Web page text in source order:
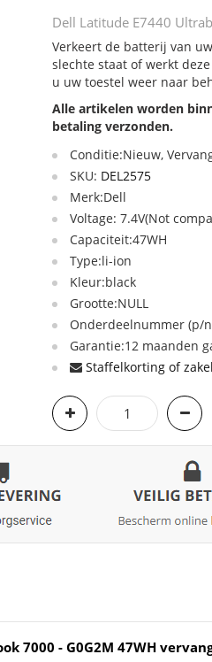
Dell Latitude E7440
Verkeert de batterij van
slechte staat of werkt
u uw toestel weer naar
Alle artikelen worden
betaling verzonden.
Conditie:Nieuw,
SKU: DEL2575
Merk:Dell
Voltage: 7.4V(Not
Capaciteit:47WH
Type:li-ion
Kleur:black
Grootte:NULL
Onderdeelnummer (p/
Garantie:12 maanden
Staffelkorting of
7000 - G0G2M 47WH